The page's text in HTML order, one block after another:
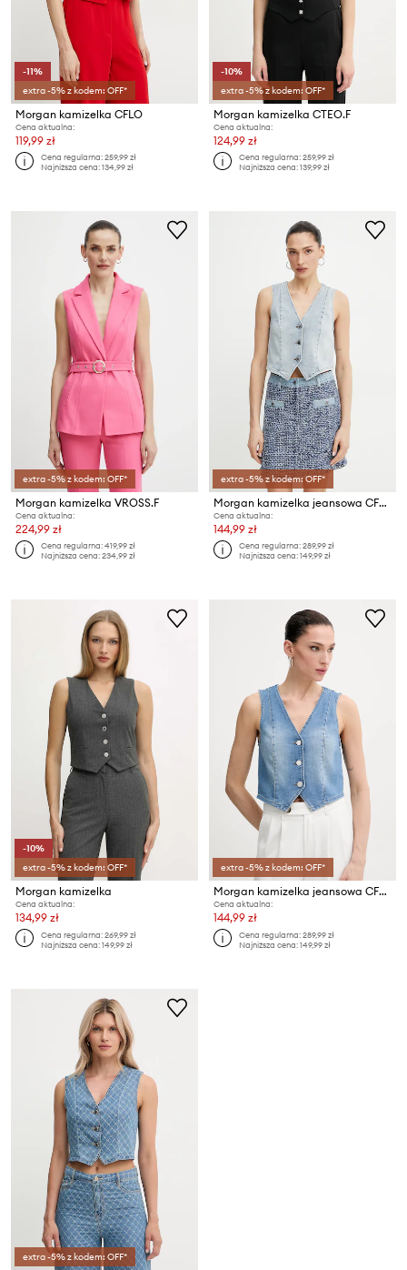
-11%
extra -5% z kodem: OFF*
Morgan kamizelka CFLO
Cena aktualna:
119,99 zł
Cena regularna:259,99 zł
Najniższa cena:134,99 zł
-10%
extra -5% z kodem: OFF*
Morgan kamizelka CTEO.F
Cena aktualna:
124,99 zł
Cena regularna:259,99 zł
Najniższa cena:139,99 zł
extra -5% z kodem: OFF*
Morgan kamizelka VROSS.F
Cena aktualna:
224,99 zł
Cena regularna:419,99 zł
Najniższa cena:234,99 zł
extra -5% z kodem: OFF*
Morgan kamizelka jeansowa CFLA
Cena aktualna:
144,99 zł
Cena regularna:289,99 zł
Najniższa cena:149,99 zł
-10%
extra -5% z kodem: OFF*
Morgan kamizelka
Cena aktualna:
134,99 zł
Cena regularna:269,99 zł
Najniższa cena:149,99 zł
extra -5% z kodem: OFF*
Morgan kamizelka jeansowa CFLA
Cena aktualna:
144,99 zł
Cena regularna:289,99 zł
Najniższa cena:149,99 zł
extra -5% z kodem: OFF*